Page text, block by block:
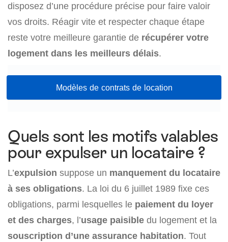
disposez d’une procédure précise pour faire valoir
vos droits. Réagir vite et respecter chaque étape
reste votre meilleure garantie de récupérer votre
logement dans les meilleurs délais.
Modèles de contrats de location
Quels sont les motifs valables
pour expulser un locataire ?
L’expulsion suppose un manquement du locataire
à ses obligations. La loi du 6 juillet 1989 fixe ces
obligations, parmi lesquelles le paiement du loyer
et des charges, l’usage paisible du logement et la
souscription d’une assurance habitation. Tout